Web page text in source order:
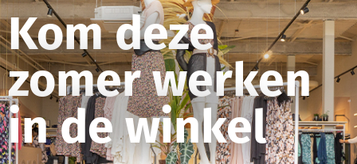
Kom deze
zomer werken
in de winkel